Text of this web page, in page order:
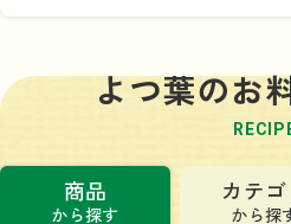
よつ葉のお
商品
から探す
カテゴ
から探